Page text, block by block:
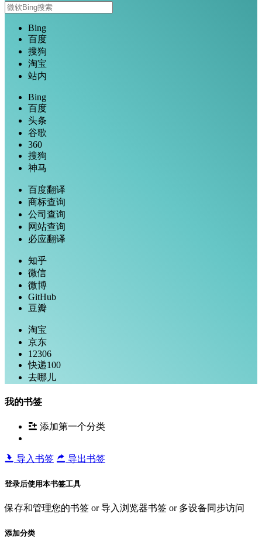
Bing
百度
搜狗
淘宝
站内
Bing
百度
头条
谷歌
360
搜狗
神马
百度翻译
商标查询
公司查询
网站查询
必应翻译
知乎
微信
微博
GitHub
豆瓣
淘宝
京东
12306
快递100
去哪儿
我的书签
添加第一个分类
导入书签 导出书签
登录后使用本书签工具
保存和管理您的书签 or 导入浏览器书签 or 多设备同步访问
添加分类